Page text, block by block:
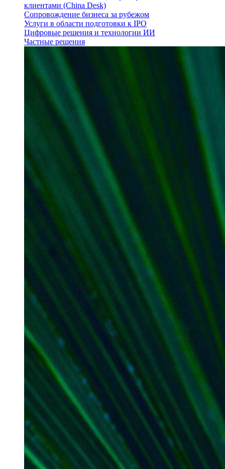
клиентами (China Desk)
Сопровождение бизнеса за рубежом
Услуги в области подготовки к IPO
Цифровые решения и технологии ИИ
Частные решения